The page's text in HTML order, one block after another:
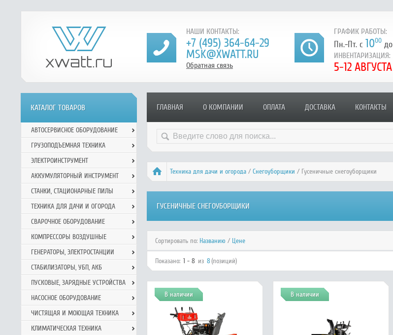
НАШИ КОНТАКТЫ:
+7 (495) 364-64-29
MSK@XWATT.RU
Обратная связь
ГРАФИК РАБОТЫ:
Пн.-Пт. с 1000 до
ИНВЕНТАРИЗАЦИЯ:
5-12 АВГУСТА
ГЛАВНАЯ О КОМПАНИИ ОПЛАТА ДОСТАВКА КОНТАКТЫ
Техника для дачи и огорода / Снегоуборщики / Гусеничные снегоуборщики
ГУСЕНИЧНЫЕ СНЕГОУБОРЩИКИ
Сортировать по: Названию / Цене
Показано: 1 - 8 из 8(позиций)
В наличии В наличии
КАТАЛОГ ТОВАРОВ
АВТОСЕРВИСНОЕ ОБОРУДОВАНИЕ
ГРУЗОПОДЪЕМНАЯ ТЕХНИКА
ЭЛЕКТРОИНСТРУМЕНТ
АККУМУЛЯТОРНЫЙ ИНСТРУМЕНТ
СТАНКИ, СТАЦИОНАРНЫЕ ПИЛЫ
ТЕХНИКА ДЛЯ ДАЧИ И ОГОРОДА
СВАРОЧНОЕ ОБОРУДОВАНИЕ
КОМПРЕССОРЫ ВОЗДУШНЫЕ
ГЕНЕРАТОРЫ, ЭЛЕКТРОСТАНЦИИ
СТАБИЛИЗАТОРЫ, УБП, АКБ
ПУСКОВЫЕ, ЗАРЯДНЫЕ УСТРОЙСТВА
НАСОСНОЕ ОБОРУДОВАНИЕ
ЧИСТЯЩАЯ И МОЮЩАЯ ТЕХНИКА
КЛИМАТИЧЕСКАЯ ТЕХНИКА